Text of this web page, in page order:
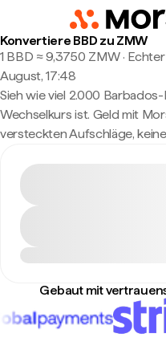
Konvertiere BBD zu ZMW
1 BBD ≈ 9,3750 ZMW ·
August, 17:48
Sieh wie viel 2.000
Wechselkurs ist. Geld mit
versteckten Aufschläge,
Gebaut mit